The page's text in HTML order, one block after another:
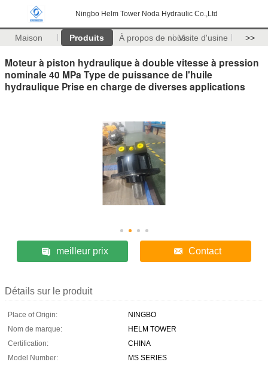
Ningbo Helm Tower Noda Hydraulic Co.,Ltd
Maison Produits À propos de nousVisite d'usine >>
Moteur à piston hydraulique à double vitesse à pression
nominale 40 MPa Type de puissance de l'huile
hydraulique Prise en charge de diverses applications
meilleur prix Contact
Détails sur le produit
Place of Origin:
NINGBO
Nom de marque:
HELM TOWER
Certification:
CHINA
Model Number:
MS SERIES